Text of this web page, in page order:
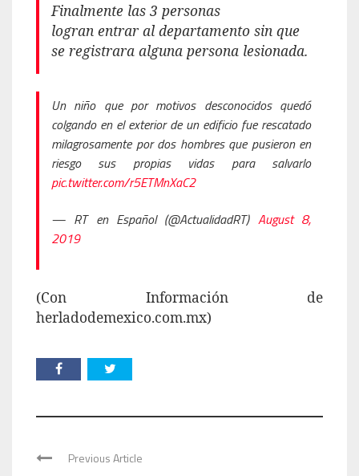
Finalmente las 3 personas
logran entrar al departamento sin que
se registrara alguna persona lesionada.
Un niño que por motivos desconocidos quedó
colgando en el exterior de un edificio fue rescatado
milagrosamente por dos hombres que pusieron en
riesgo sus propias vidas para salvarlo
pic.twitter.com/r5ETMnXaC2
— RT en Español (@ActualidadRT) August 8,
2019
(Con Información de
herladodemexico.com.mx)
Previous Article